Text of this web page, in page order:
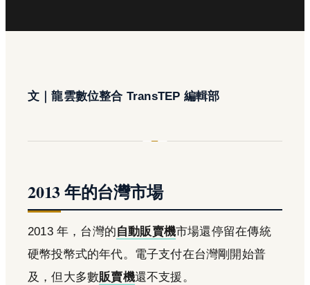
文｜龍雲數位整合 TransTEP 編輯部
2013 年的台灣市場
2013 年，台灣的自動販賣機市場還停留在傳統
硬幣投幣式的年代。電子支付在台灣剛開始普
及，但大多數販賣機還不支援。